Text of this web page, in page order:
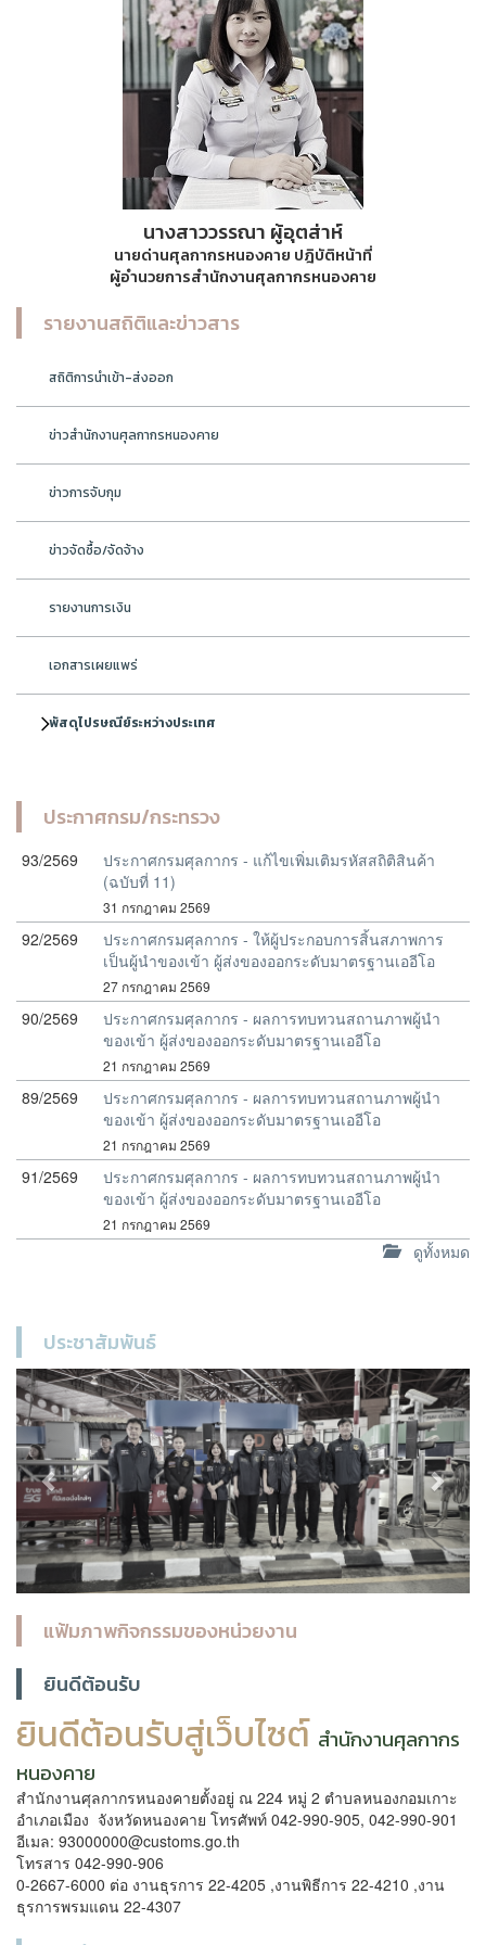
นางสาววรรณา ผู้อุตส่าห์
นายด่านศุลกากรหนองคาย ปฎิบัติหน้าที่
ผู้อำนวยการสำนักงานศุลกากรหนองคาย
รายงานสถิติและข่าวสาร
สถิติการนำเข้า-ส่งออก
ข่าวสำนักงานศุลกากรหนองคาย
ข่าวการจับกุม
ข่าวจัดซื้อ/จัดจ้าง
รายงานการเงิน
เอกสารเผยแพร่
พัสดุไปรษณีย์ระหว่างประเทศ
ประกาศกรม/กระทรวง
93/2569
ประกาศกรมศุลกากร - แก้ไขเพิ่มเติมรหัสสถิติสินค้า
(ฉบับที่ 11)
31 กรกฎาคม 2569
92/2569
ประกาศกรมศุลกากร - ให้ผู้ประกอบการสิ้นสภาพการ
เป็นผู้นำของเข้า ผู้ส่งของออกระดับมาตรฐานเออีโอ
27 กรกฎาคม 2569
90/2569
ประกาศกรมศุลกากร - ผลการทบทวนสถานภาพผู้นำ
ของเข้า ผู้ส่งของออกระดับมาตรฐานเออีโอ
21 กรกฎาคม 2569
89/2569
ประกาศกรมศุลกากร - ผลการทบทวนสถานภาพผู้นำ
ของเข้า ผู้ส่งของออกระดับมาตรฐานเออีโอ
21 กรกฎาคม 2569
91/2569
ประกาศกรมศุลกากร - ผลการทบทวนสถานภาพผู้นำ
ของเข้า ผู้ส่งของออกระดับมาตรฐานเออีโอ
21 กรกฎาคม 2569
ดูทั้งหมด
ประชาสัมพันธ์
Previous Next
แฟ้มภาพกิจกรรมของหน่วยงาน
ยินดีต้อนรับ
ยินดีต้อนรับสู่เว็บไซต์ สำนักงานศุลกากร
หนองคาย
สำนักงานศุลกากรหนองคายตั้งอยู่ ณ 224 หมู่ 2 ตำบลหนองกอมเกาะ
อำเภอเมือง จังหวัดหนองคาย โทรศัพท์ 042-990-905, 042-990-901
อีเมล: 93000000@customs.go.th
โทรสาร 042-990-906
0-2667-6000 ต่อ งานธุรการ 22-4205 ,งานพิธีการ 22-4210 ,งาน
ธุรการพรมแดน 22-4307